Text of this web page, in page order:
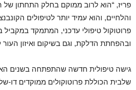
פריז, “הוא לרוב ממוקם בחלק התחתון
והלחיים, והוא עמיד יותר לטיפולים
פרוטוקול טיפולי עדכני, המתמקד במקביל
ובהפחתת הדלקת, וגם בשיקום ואיזון העור
גישה טיפולית חדשה שהתפתחה בשנים
שלבית הכוללת פרוטוקולים ממוקדים דו-